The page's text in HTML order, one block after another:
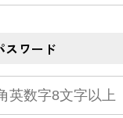
スワード